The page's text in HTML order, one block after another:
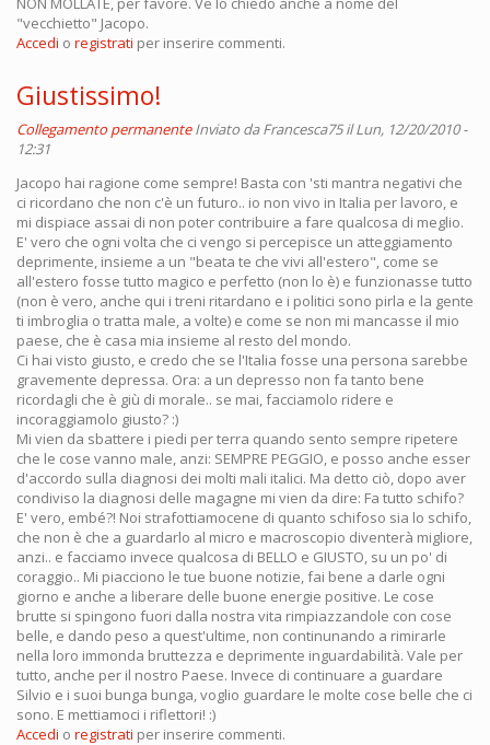
"vecchietto" Jacopo.
Accedi o registrati per inserire commenti.
Giustissimo!
Collegamento permanente Inviato daFrancesca75il Lun, 12/20/2010 -
12:31
Jacopo hai ragione come sempre! Basta con 'sti mantra negativi che
ci ricordano che non c'è un futuro.. io non vivo in Italia per lavoro, e
mi dispiace assai di non poter contribuire a fare qualcosa di meglio.
E' vero che ogni volta che ci vengo si percepisce un atteggiamento
deprimente, insieme a un "beata te che vivi all'estero", come se
all'estero fosse tutto magico e perfetto (non lo è) e funzionasse tutto
(non è vero, anche qui i treni ritardano e i politici sono pirla e la gente
ti imbroglia o tratta male, a volte) e come se non mi mancasse il mio
paese, che è casa mia insieme al resto del mondo.
Ci hai visto giusto, e credo che se l'Italia fosse una persona sarebbe
gravemente depressa. Ora: a un depresso non fa tanto bene
ricordagli che è giù di morale.. se mai, facciamolo ridere e
incoraggiamolo giusto? :)
Mi vien da sbattere i piedi per terra quando sento sempre ripetere
che le cose vanno male, anzi: SEMPRE PEGGIO, e posso anche esser
d'accordo sulla diagnosi dei molti mali italici. Ma detto ciò, dopo aver
condiviso la diagnosi delle magagne mi vien da dire: Fa tutto schifo?
E' vero, embé?! Noi strafottiamocene di quanto schifoso sia lo schifo,
che non è che a guardarlo al micro e macroscopio diventerà migliore,
anzi.. e facciamo invece qualcosa di BELLO e GIUSTO, su un po' di
coraggio.. Mi piacciono le tue buone notizie, fai bene a darle ogni
giorno e anche a liberare delle buone energie positive. Le cose
brutte si spingono fuori dalla nostra vita rimpiazzandole con cose
belle, e dando peso a quest'ultime, non continunando a rimirarle
nella loro immonda bruttezza e deprimente inguardabilità. Vale per
tutto, anche per il nostro Paese. Invece di continuare a guardare
Silvio e i suoi bunga bunga, voglio guardare le molte cose belle che ci
sono. E mettiamoci i riflettori! :)
Accedi o registrati per inserire commenti.